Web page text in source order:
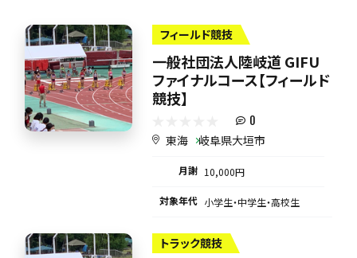
フィールド競技
一般社団法人陸岐道 GIFU
ファイナルコース【フィールド
競技】
0
東海 岐阜県大垣市
月謝 10,000円
対象年代 小学生・中学生・高校生
トラック競技